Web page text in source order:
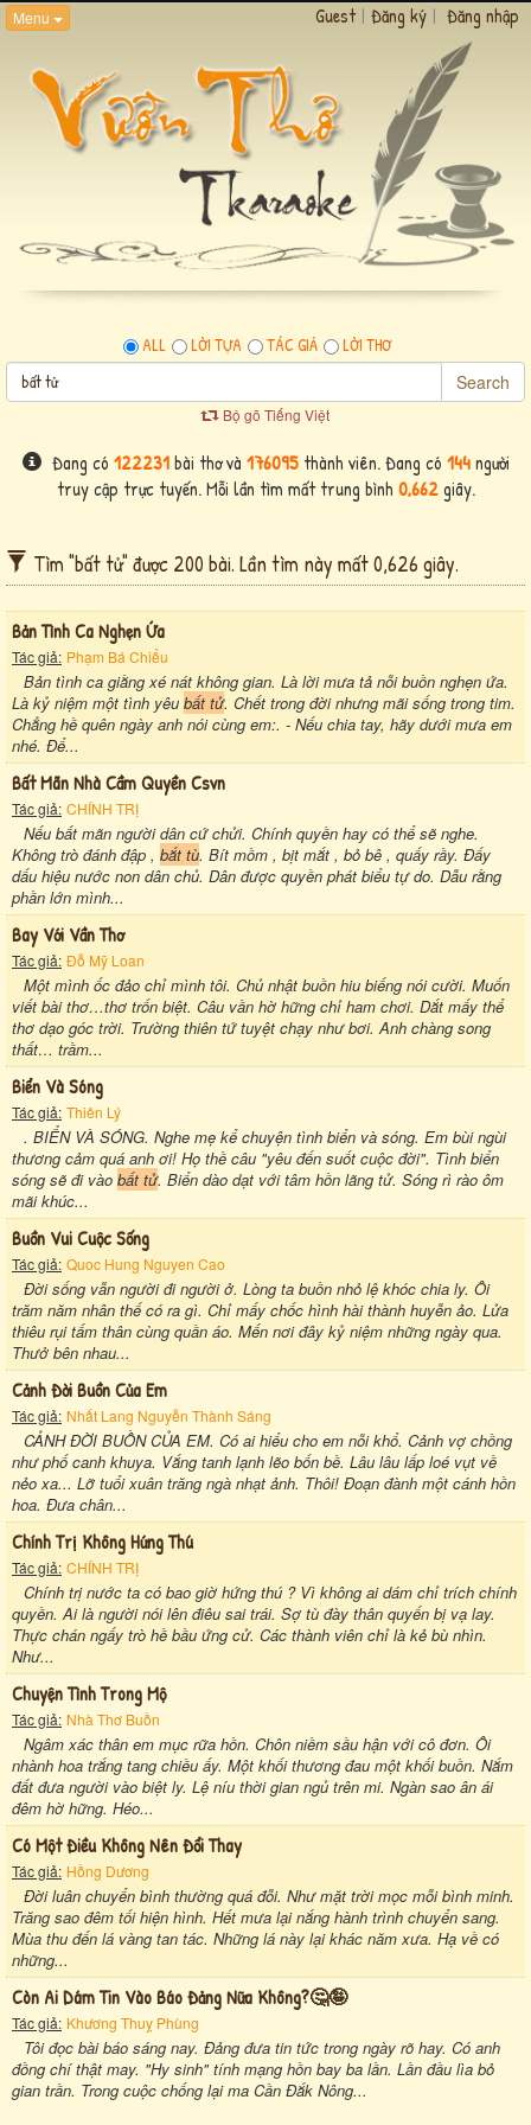
Menu Guest | Đăng ký | Đăng nhập
ALL LỜI TỰA TÁC GIẢ LỜI THƠ
Search
Bộ gõ Tiếng Việt
Đang có 122231bài thơ và 176095thành viên. Đang có 144người
truy cập trực tuyến. Mỗi lần tìm mất trung bình 0,662giây.
Tìm "bất tử" được 200 bài. Lần tìm này mất 0,626 giây.
Bản Tình Ca Nghẹn Ứa
Tác giả: Phạm Bá Chiểu
Bản tình ca giằng xé nát không gian. Là lời mưa tả nỗi buồn nghẹn ứa.
Là kỷ niệm một tình yêu bất tử. Chết trong đời nhưng mãi sống trong tim.
Chẳng hề quên ngày anh nói cùng em:. - Nếu chia tay, hãy dưới mưa em
nhé. Để...
Bất Mãn Nhà Cầm Quyền Csvn
Tác giả: CHÍNH TRỊ
Nếu bất mãn người dân cứ chửi. Chính quyền hay có thể sẽ nghe.
Không trò đánh đập , bắt tù. Bít mồm , bịt mắt , bỏ bê , quấy rầy. Đấy
dấu hiệu nước non dân chủ. Dân được quyền phát biểu tự do. Dẫu rằng
phần lớn mình...
Bay Với Vần Thơ
Tác giả: Đỗ Mỹ Loan
Một mình ốc đảo chỉ mình tôi. Chủ nhật buồn hiu biếng nói cười. Muốn
viết bài thơ…thơ trốn biệt. Câu vần hờ hững chỉ ham chơi. Dắt mấy thể
thơ dạo góc trời. Trường thiên tứ tuyệt chạy như bơi. Anh chàng song
thất… trầm...
Biển Và Sóng
Tác giả: Thiên Lý
. BIỂN VÀ SÓNG. Nghe mẹ kể chuyện tình biển và sóng. Em bùi ngùi
thương cảm quá anh ơi! Họ thề câu "yêu đến suốt cuộc đời". Tình biển
sóng sẽ đi vào bất tử. Biển dào dạt với tâm hồn lãng tử. Sóng rì rào ôm
mãi khúc...
Buồn Vui Cuộc Sống
Tác giả: Quoc Hung Nguyen Cao
Đời sống vẫn người đi người ở. Lòng ta buồn nhỏ lệ khóc chia ly. Ôi
trăm năm nhân thế có ra gì. Chỉ mấy chốc hình hài thành huyễn ảo. Lửa
thiêu rụi tấm thân cùng quần áo. Mến nơi đây kỷ niệm những ngày qua.
Thưở bên nhau...
Cảnh Đời Buồn Của Em
Tác giả: Nhất Lang Nguyễn Thành Sáng
CẢNH ĐỜI BUỒN CỦA EM. Có ai hiểu cho em nỗi khổ. Cảnh vợ chồng
như phố canh khuya. Vắng tanh lạnh lẽo bốn bề. Lâu lâu lấp loé vụt về
nẻo xa... Lỡ tuổi xuân trăng ngà nhạt ảnh. Thôi! Đoạn đành một cánh hồn
hoa. Đưa chân...
Chính Trị Không Hứng Thú
Tác giả: CHÍNH TRỊ
Chính trị nước ta có bao giờ hứng thú ? Vì không ai dám chỉ trích chính
quyền. Ai là người nói lên điêu sai trái. Sợ tù đày thân quyến bị vạ lay.
Thực chán ngấy trò hề bầu ứng cử. Các thành viên chỉ là kẻ bù nhìn.
Như...
Chuyện Tình Trong Mộ
Tác giả: Nhà Thơ Buồn
Ngâm xác thân em mục rữa hồn. Chôn niềm sầu hận với cô đơn. Ôi
nhành hoa trắng tang chiều ấy. Một khối thương đau một khối buồn. Nắm
đất đưa người vào biệt ly. Lệ níu thời gian ngủ trên mi. Ngàn sao ân ái
đêm hờ hững. Héo...
Có Một Điều Không Nên Đổi Thay
Tác giả: Hồng Dương
Đời luân chuyển bình thường quá đỗi. Như mặt trời mọc mỗi bình minh.
Trăng sao đêm tối hiện hình. Hết mưa lại nắng hành trình chuyển sang.
Mùa thu đến lá vàng tan tác. Những lá này lại khác năm xưa. Hạ về có
những...
Còn Ai Dám Tin Vào Báo Đảng Nữa Không?🤔🤪
Tác giả: Khương Thuỵ Phùng
Tôi đọc bài báo sáng nay. Đảng đưa tin tức trong ngày rõ hay. Có anh
đồng chí thật may. "Hy sinh" tính mạng hồn bay ba lần. Lần đầu lìa bỏ
gian trần. Trong cuộc chống lại ma Cần Đắk Nông...